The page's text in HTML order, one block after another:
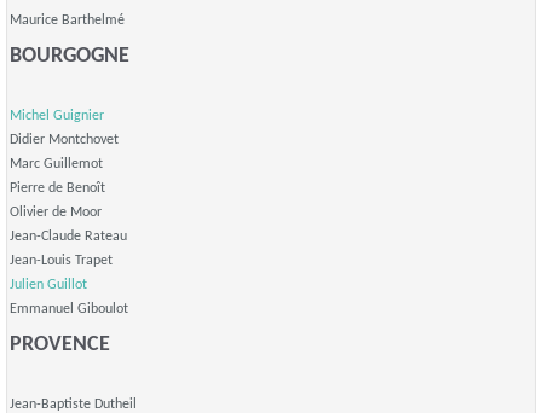
Maurice Barthelmé
BOURGOGNE
Michel Guignier
Didier Montchovet
Marc Guillemot
Pierre de Benoît
Olivier de Moor
Jean-Claude Rateau
Jean-Louis Trapet
Julien Guillot
Emmanuel Giboulot
PROVENCE
Jean-Baptiste Dutheil